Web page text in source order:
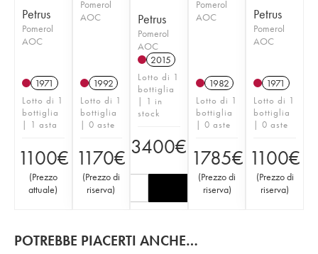
Petrus
Pomerol
AOC
1971
Lotto di 1
bottiglia
| 1 asta
1100€
(Prezzo
attuale)
Pomerol
AOC
1992
Lotto di 1
bottiglia
| 0 aste
1170€
(Prezzo di
riserva)
Petrus
Pomerol
AOC
2015
Lotto di 1
bottiglia
| 1 in
stock
3400€
Pomerol
AOC
1982
Lotto di 1
bottiglia
| 0 aste
1785€
(Prezzo di
riserva)
Petrus
Pomerol
AOC
1971
Lotto di 1
bottiglia
| 0 aste
1100€
(Prezzo di
riserva)
POTREBBE PIACERTI ANCHE…